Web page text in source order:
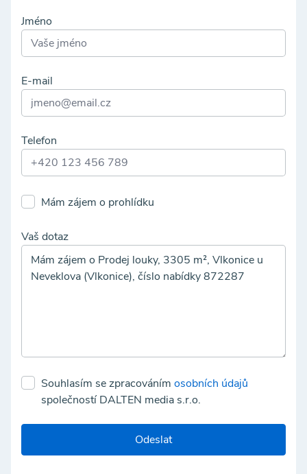
Jméno
E-mail
Telefon
Mám zájem o prohlídku
Vaš dotaz
Souhlasím se zpracováním osobních údajů
společností DALTEN media s.r.o.
Odeslat